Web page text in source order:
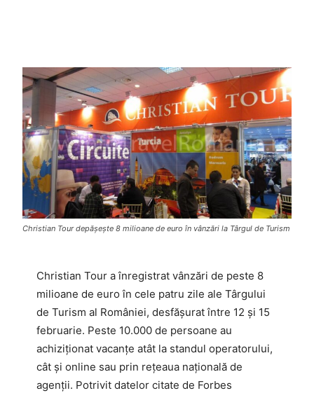
Christian Tour depășește 8 milioane de euro în vânzări la Târgul de Turism
Christian Tour a înregistrat vânzări de peste 8
milioane de euro în cele patru zile ale Târgului
de Turism al României, desfășurat între 12 și 15
februarie. Peste 10.000 de persoane au
achiziționat vacanțe atât la standul operatorului,
cât și online sau prin rețeaua națională de
agenții. Potrivit datelor citate de Forbes